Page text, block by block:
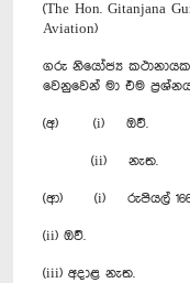
(The Hon. Gitanjana
Aviation)
ගරු නියෝජ්‍ය
වෙනුවෙන් මා එම
(අ) (i) ඔව්.
(ii) නැත.
(ආ) (i) රුපියල්
(ii) ඔව්.
(iii) අදාළ නැත.